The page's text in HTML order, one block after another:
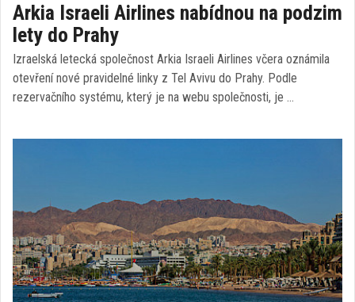
Arkia Israeli Airlines nabídnou na podzim
lety do Prahy
Izraelská letecká společnost Arkia Israeli Airlines včera oznámila
otevření nové pravidelné linky z Tel Avivu do Prahy. Podle
rezervačního systému, který je na webu společnosti, je …